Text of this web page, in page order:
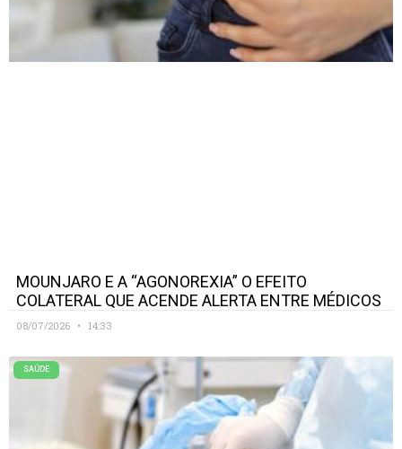
MOUNJARO E A “AGONOREXIA” O EFEITO
COLATERAL QUE ACENDE ALERTA ENTRE MÉDICOS
08/07/2026 14:33
SAÚDE